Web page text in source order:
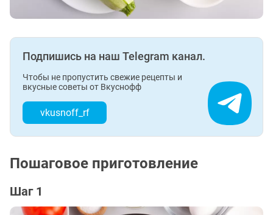
Подпишись на наш Telegram канал.
Чтобы не пропустить свежие рецепты и
вкусные советы от Вкуснофф
vkusnoff_rf
Пошаговое приготовление
Шаг 1